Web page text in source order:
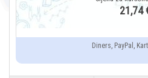
21,74
Diners, PayPal,